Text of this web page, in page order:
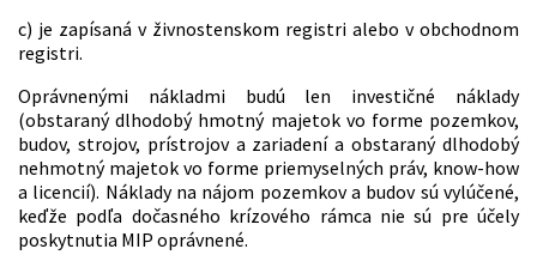
c) je zapísaná v živnostenskom registri alebo v obchodnom
registri.
Oprávnenými nákladmi budú len investičné náklady
(obstaraný dlhodobý hmotný majetok vo forme pozemkov,
budov, strojov, prístrojov a zariadení a obstaraný dlhodobý
nehmotný majetok vo forme priemyselných práv, know-how
a licencií). Náklady na nájom pozemkov a budov sú vylúčené,
keďže podľa dočasného krízového rámca nie sú pre účely
poskytnutia MIP oprávnené.